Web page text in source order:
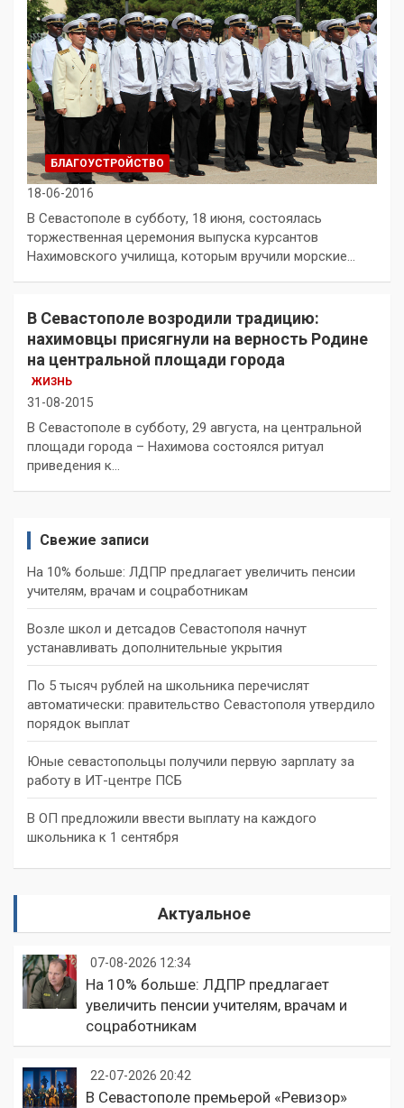
БЛАГОУСТРОЙСТВО
18-06-2016
В Севастополе в субботу, 18 июня, состоялась
торжественная церемония выпуска курсантов
Нахимовского училища, которым вручили морские…
В Севастополе возродили традицию:
нахимовцы присягнули на верность Родине
на центральной площади города
ЖИЗНЬ
31-08-2015
В Севастополе в субботу, 29 августа, на центральной
площади города – Нахимова состоялся ритуал
приведения к…
Свежие записи
На 10% больше: ЛДПР предлагает увеличить пенсии
учителям, врачам и соцработникам
Возле школ и детсадов Севастополя начнут
устанавливать дополнительные укрытия
По 5 тысяч рублей на школьника перечислят
автоматически: правительство Севастополя утвердило
порядок выплат
Юные севастопольцы получили первую зарплату за
работу в ИТ-центре ПСБ
В ОП предложили ввести выплату на каждого
школьника к 1 сентября
Актуальное
07-08-2026 12:34
На 10% больше: ЛДПР предлагает
увеличить пенсии учителям, врачам и
соцработникам
22-07-2026 20:42
В Севастополе премьерой «Ревизор»